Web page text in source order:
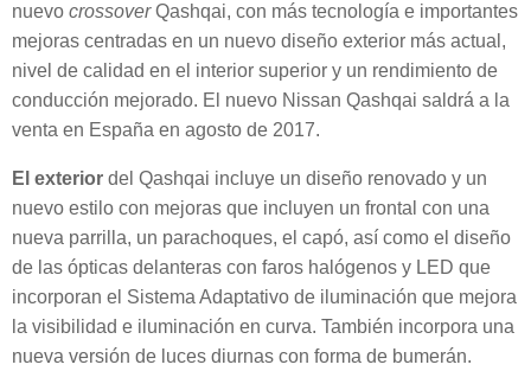
nuevo crossoverQashqai, con más tecnología e importantes
mejoras centradas en un nuevo diseño exterior más actual,
nivel de calidad en el interior superior y un rendimiento de
conducción mejorado. El nuevo Nissan Qashqai saldrá a la
venta en España en agosto de 2017.
El exterior del Qashqai incluye un diseño renovado y un
nuevo estilo con mejoras que incluyen un frontal con una
nueva parrilla, un parachoques, el capó, así como el diseño
de las ópticas delanteras con faros halógenos y LED que
incorporan el Sistema Adaptativo de iluminación que mejora
la visibilidad e iluminación en curva. También incorpora una
nueva versión de luces diurnas con forma de bumerán.